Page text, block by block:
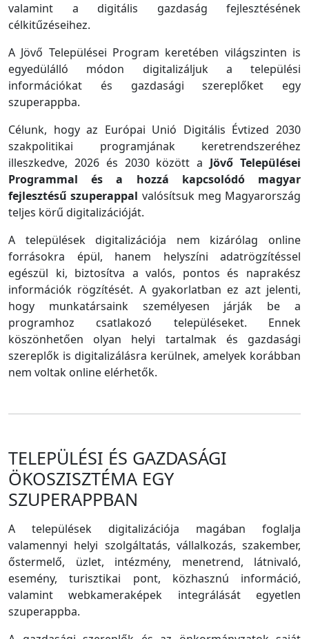
valamint a digitális gazdaság fejlesztésének
célkitűzéseihez.
A Jövő Települései Program keretében világszinten is
egyedülálló módon digitalizáljuk a települési
információkat és gazdasági szereplőket egy
szuperappba.
Célunk, hogy az Európai Unió Digitális Évtized 2030
szakpolitikai programjának keretrendszeréhez
illeszkedve, 2026 és 2030 között a Jövő Települései
Programmal és a hozzá kapcsolódó magyar
fejlesztésű szuperappal valósítsuk meg Magyarország
teljes körű digitalizációját.
A települések digitalizációja nem kizárólag online
forrásokra épül, hanem helyszíni adatrögzítéssel
egészül ki, biztosítva a valós, pontos és naprakész
információk rögzítését. A gyakorlatban ez azt jelenti,
hogy munkatársaink személyesen járják be a
programhoz csatlakozó településeket. Ennek
köszönhetően olyan helyi tartalmak és gazdasági
szereplők is digitalizálásra kerülnek, amelyek korábban
nem voltak online elérhetők.
TELEPÜLÉSI ÉS GAZDASÁGI
ÖKOSZISZTÉMA EGY
SZUPERAPPBAN
A települések digitalizációja magában foglalja
valamennyi helyi szolgáltatás, vállalkozás, szakember,
őstermelő, üzlet, intézmény, menetrend, látnivaló,
esemény, turisztikai pont, közhasznú információ,
valamint webkameraképek integrálását egyetlen
szuperappba.